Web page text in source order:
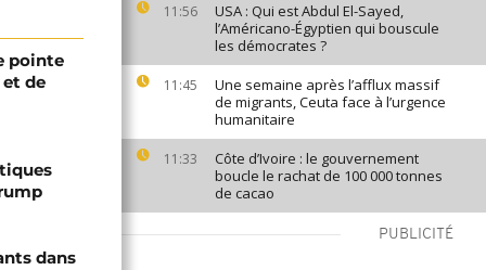
11:56
USA : Qui est Abdul El-Sayed,
l’Américano-Égyptien qui bouscule
les démocrates ?
11:45
Une semaine après l’afflux massif
de migrants, Ceuta face à l’urgence
humanitaire
11:33
Côte d’Ivoire : le gouvernement
boucle le rachat de 100 000 tonnes
de cacao
PUBLICITÉ
pointe
de
dans